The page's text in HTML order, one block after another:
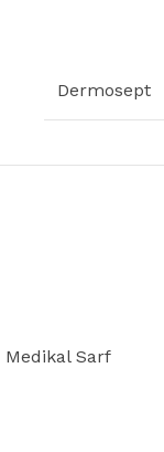
Dermosept
Medikal Sarf